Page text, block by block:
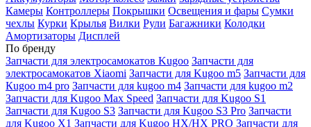
Камеры Контроллеры Покрышки Освещения и фары Сумки
чехлы Курки Крылья Вилки Рули Багажники Колодки
Амортизаторы Дисплей
По бренду
Запчасти для электросамокатов Kugoo Запчасти для
электросамокатов Xiaomi Запчасти для Kugoo m5 Запчасти для
Кugoo m4 pro Запчасти для kugoo m4 Запчасти для kugoo m2
Запчасти для Kugoo Max Speed Запчасти для Kugoo S1
Запчасти для Kugoo S3 Запчасти для Kugoo S3 Pro Запчасти
для Kugoo X1 Запчасти для Kugoo HX/HX PRO Запчасти для